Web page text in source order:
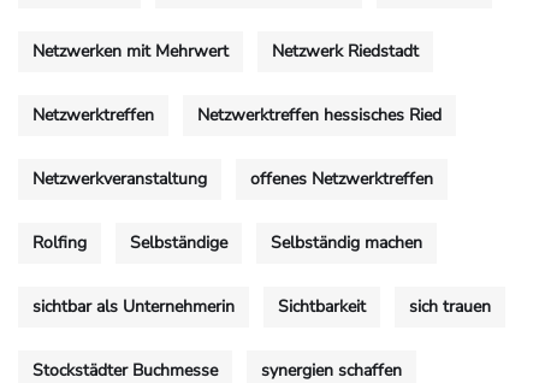
Netzwerken mit Mehrwert Netzwerk Riedstadt
Netzwerktreffen Netzwerktreffen hessisches Ried
Netzwerkveranstaltung offenes Netzwerktreffen
Rolfing Selbständige Selbständig machen
sichtbar als Unternehmerin Sichtbarkeit sich trauen
Stockstädter Buchmesse synergien schaffen